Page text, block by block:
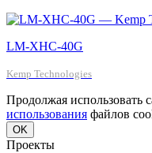
LM-XHC-40G
Kemp Technologies
Продолжая использовать
использования файлов
OK
Проекты